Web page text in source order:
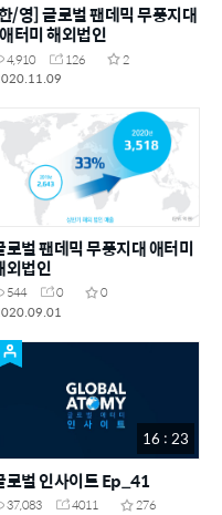
/영] 글로벌 팬데믹 무풍지대
터미 해외법인
4,910 126
2
로벌 팬데믹 무풍지대 애터미
외법인
544 0
0
16 : 23
로벌 인사이트 Ep_41
37,083 4011
276